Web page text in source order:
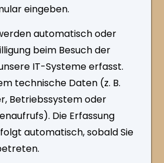
eingeben.
automatisch oder
beim Besuch der
IT-Systeme erfasst.
technische Daten (z. B.
Betriebssystem oder
Die Erfassung
automatisch, sobald Sie